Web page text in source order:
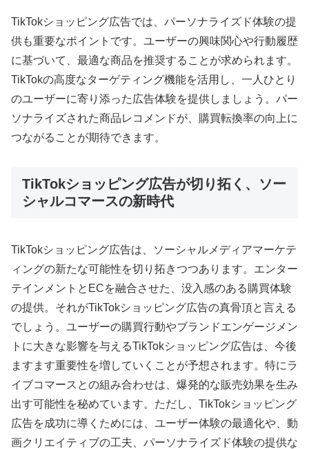
TikTokショッピング広告では、パーソナライズド体験の提
供も重要なポイントです。ユーザーの興味関心や行動履歴
に基づいて、最適な商品を推奨することが求められます。
TikTokの高度なターゲティング機能を活用し、一人ひとり
のユーザーに寄り添った広告体験を提供しましょう。パー
ソナライズされた商品レコメンドが、購買転換率の向上に
つながることが期待できます。
TikTokショッピング広告が切り拓く、ソー
シャルコマースの新時代
TikTokショッピング広告は、ソーシャルメディアマーケテ
ィングの新たな可能性を切り拓きつつあります。エンター
テインメントとECを融合させた、没入感のある購買体験
の提供。それがTikTokショッピング広告の真骨頂と言える
でしょう。ユーザーの購買行動やブランドエンゲージメン
トに大きな影響を与えるTikTokショッピング広告は、今後
ますます重要性を増していくことが予想されます。特にラ
イブコマースとの組み合わせは、爆発的な販売効果を生み
出す可能性を秘めています。ただし、TikTokショッピング
広告を成功に導くためには、ユーザー体験の最適化や、動
画クリエイティブの工夫、パーソナライズド体験の提供な